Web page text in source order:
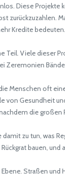
Diese Projekte
zurückzuzahlen.
Kredite bedeuten.
Viele dieser
Zeremonien
Menschen oft eine
von Gesundheit
die großen
zu tun, was
bauen,
Straßen und